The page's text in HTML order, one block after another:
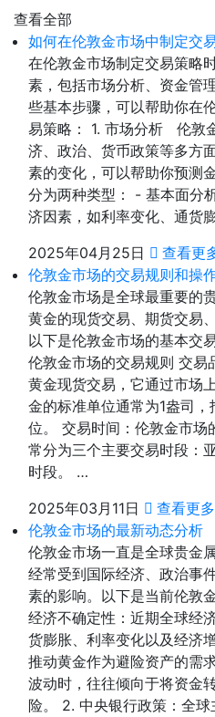
查看全部
如何在伦敦金市场中制定交
在伦敦金市场制定交易策略
素，包括市场分析、资金管
些基本步骤，可以帮助你在
易策略： 1. 市场分析 伦敦
济、政治、货币政策等多方
素的变化，可以帮助你预测
分为两种类型： - 基本面分
济因素，如利率变化、通货
2025年04月25日
查看更
伦敦金市场的交易规则和操
伦敦金市场是全球最重要的
黄金的现货交易、期货交易
以下是伦敦金市场的基本交
伦敦金市场的交易规则 交易
黄金现货交易，它通过市场
金的标准单位通常为1盎司
位。 交易时间：伦敦金市场
常分为三个主要交易时段：
时段。 …
2025年03月11日
查看更多
伦敦金市场的最新动态分析
伦敦金市场一直是全球贵金
经常受到国际经济、政治事
素的影响。以下是当前伦敦
经济不确定性：近期全球经
货膨胀、利率变化以及经济
推动黄金作为避险资产的需
波动时，往往倾向于将资金
险。 2. 中央银行政策：全